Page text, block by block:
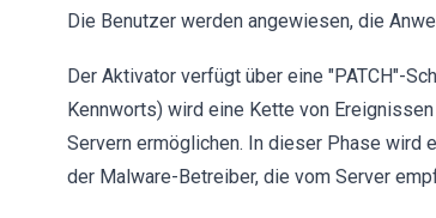
Die Benutzer werden angewiesen, die
Der Aktivator verfügt über eine "PATCH"-
Kennworts) wird eine Kette von
Servern ermöglichen. In dieser Phase
der Malware-Betreiber, die vom Server